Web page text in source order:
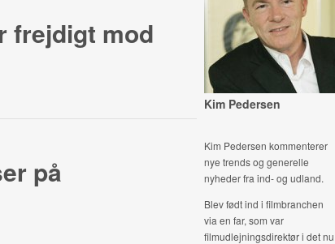
Kim Pedersen
Kim Pedersen kommenterer
nye trends og generelle
nyheder fra ind- og udland.
Blev født ind i filmbranchen
via en far, som var
filmudlejningsdirektør i det nu
frejdigt mod
på